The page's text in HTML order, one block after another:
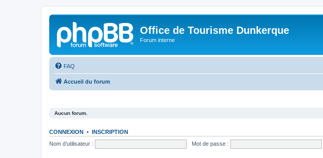
Office de Tourisme Dunkerque
Forum interne
FAQ
Accueil du forum
Aucun forum.
CONNEXION • INSCRIPTION
Nom d’utilisateur :
Mot de passe :